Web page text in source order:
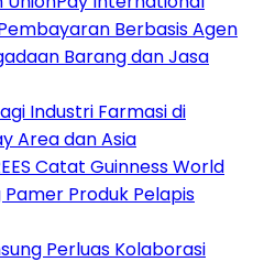
Berbasis Agen
Barang dan Jasa
Industri Farmasi di
Area dan Asia
Catat Guinness World
Produk Pelapis
Perluas Kolaborasi